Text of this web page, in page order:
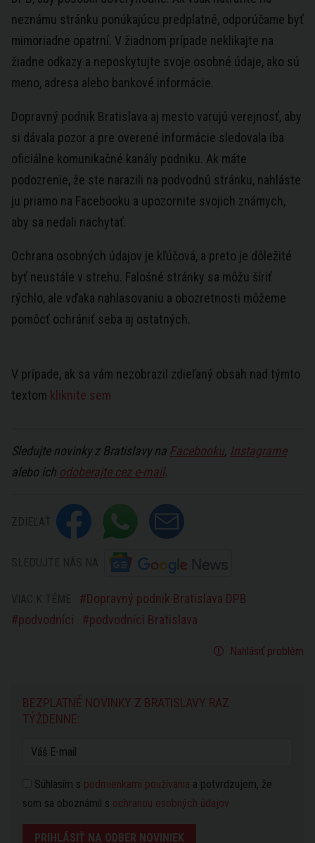
neznámu stránku ponúkajúcu predplatné, odporúčame byť
mimoriadne opatrní. V žiadnom prípade neklikajte na
žiadne odkazy a neposkytujte svoje osobné údaje, ako sú
meno, adresa alebo bankové informácie.
Dopravný podnik Bratislava aj mesto varujú verejnosť, aby
si dávala pozor a pre overené informácie sledovala iba
oficiálne komunikačné kanály podniku. Ak máte
podozrenie, že ste narazili na podvodnú stránku, nahláste
ju priamo na Facebooku a upozornite svojich známych,
aby sa nedali nachytať.
Ochrana osobných údajov je kľúčová, a preto je dôležité
byť neustále v strehu. Falošné stránky sa môžu šíriť
rýchlo, ale vďaka nahlasovaniu a obozretnosti môžeme
pomôcť ochrániť seba aj ostatných.
V prípade, ak sa vám nezobrazil zdieľaný obsah nad týmto
textom kliknite sem
Sledujte novinky z Bratislavy na Facebooku, Instagrame
alebo ich odoberajte cez e-mail.
Dopravný podnik Bratislava DPB
podvodníci
podvodníci Bratislava
Nahlásiť problém
BEZPLATNÉ NOVINKY Z BRATISLAVY RAZ
TÝŽDENNE:
Súhlasím s podmienkami používania a potvrdzujem, že
som sa oboznámil s ochranou osobných údajov
PRIHLÁSIŤ NA ODBER NOVINIEK